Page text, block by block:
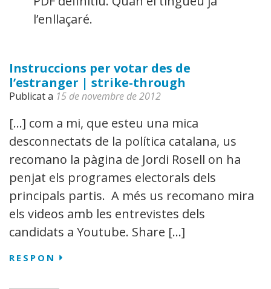
l’enllaçaré.
Instruccions per votar des de
l’estranger | strike-through
Publicat a 15 de novembre de 2012
[…] com a mi, que esteu una mica
desconnectats de la política catalana, us
recomano la pàgina de Jordi Rosell on ha
penjat els programes electorals dels
principals partis. A més us recomano mirar
els videos amb les entrevistes dels
candidats a Youtube. Share […]
RESPON